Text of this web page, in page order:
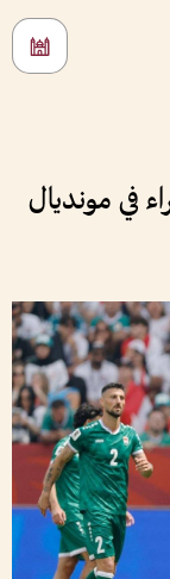
في مونديال